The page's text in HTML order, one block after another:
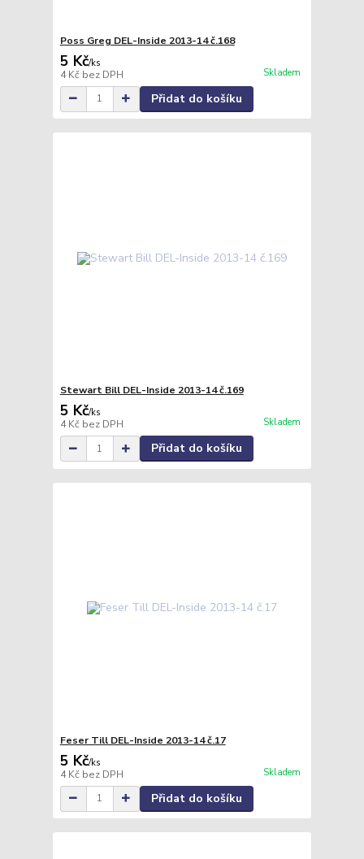
Poss Greg DEL-Inside 2013-14 č.168
5 Kč/ks
4 Kč bez DPH Skladem
Přidat do košíku
Stewart Bill DEL-Inside 2013-14 č.169
5 Kč/ks
4 Kč bez DPH Skladem
Přidat do košíku
Feser Till DEL-Inside 2013-14 č.17
5 Kč/ks
4 Kč bez DPH Skladem
Přidat do košíku